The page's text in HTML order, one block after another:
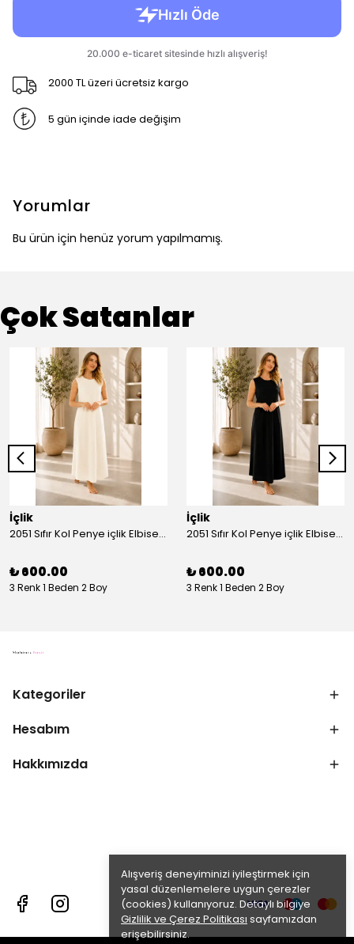
Alışveriş deneyiminizi iyileştirmek için
yasal düzenlemelere uygun çerezler
(cookies) kullanıyoruz. Detaylı bilgiye
Gizlilik ve Çerez Politikası sayfamızdan
erişebilirsiniz.
2000 TL üzeri ücretsiz kargo
5 gün içinde iade değişim
Yorumlar
Bu ürün için henüz yorum yapılmamış.
Çok Satanlar
İçlik
2051 Sıfır Kol Penye içlik Elbise - Ekru
₺ 600.00
3 Renk 1 Beden 2 Boy
İçlik
2051 Sıfır Kol Penye içlik Elbise - Siyah
₺ 600.00
3 Renk 1 Beden 2 Boy
Kategoriler
Hesabım
Hakkımızda